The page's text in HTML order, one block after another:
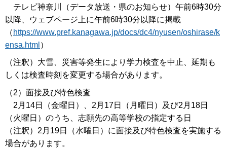
テレビ神奈川（データ放送・県のお知らせ）午前6時30分
以降、ウェブページ上に午前6時30分以降に掲載
（ https://www.pref.kanagawa.jp/docs/dc4/nyusen/oshirase/k
ensa.html ）
（注釈）大雪、災害等発生により学力検査を中止、延期も
しくは検査時刻を変更する場合があります。
（2）面接及び特色検査
2月14日（金曜日）、2月17日（月曜日）及び2月18日
（火曜日）のうち、志願先の高等学校の指定する日
（注釈）2月19日（水曜日）に面接及び特色検査を実施する
場合があります。